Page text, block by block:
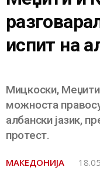
испит на
Мицкоски,
можноста
албански јазик,
протест.
МАКЕДОНИЈА